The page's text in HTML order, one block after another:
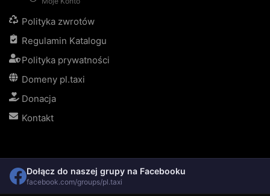
Polityka zwrotów
Regulamin Katalogu
Polityka prywatności
Domeny pl.taxi
Donacja
Kontakt
Dołącz do naszej grupy na Facebooku
facebook.com/groups/pl.taxi